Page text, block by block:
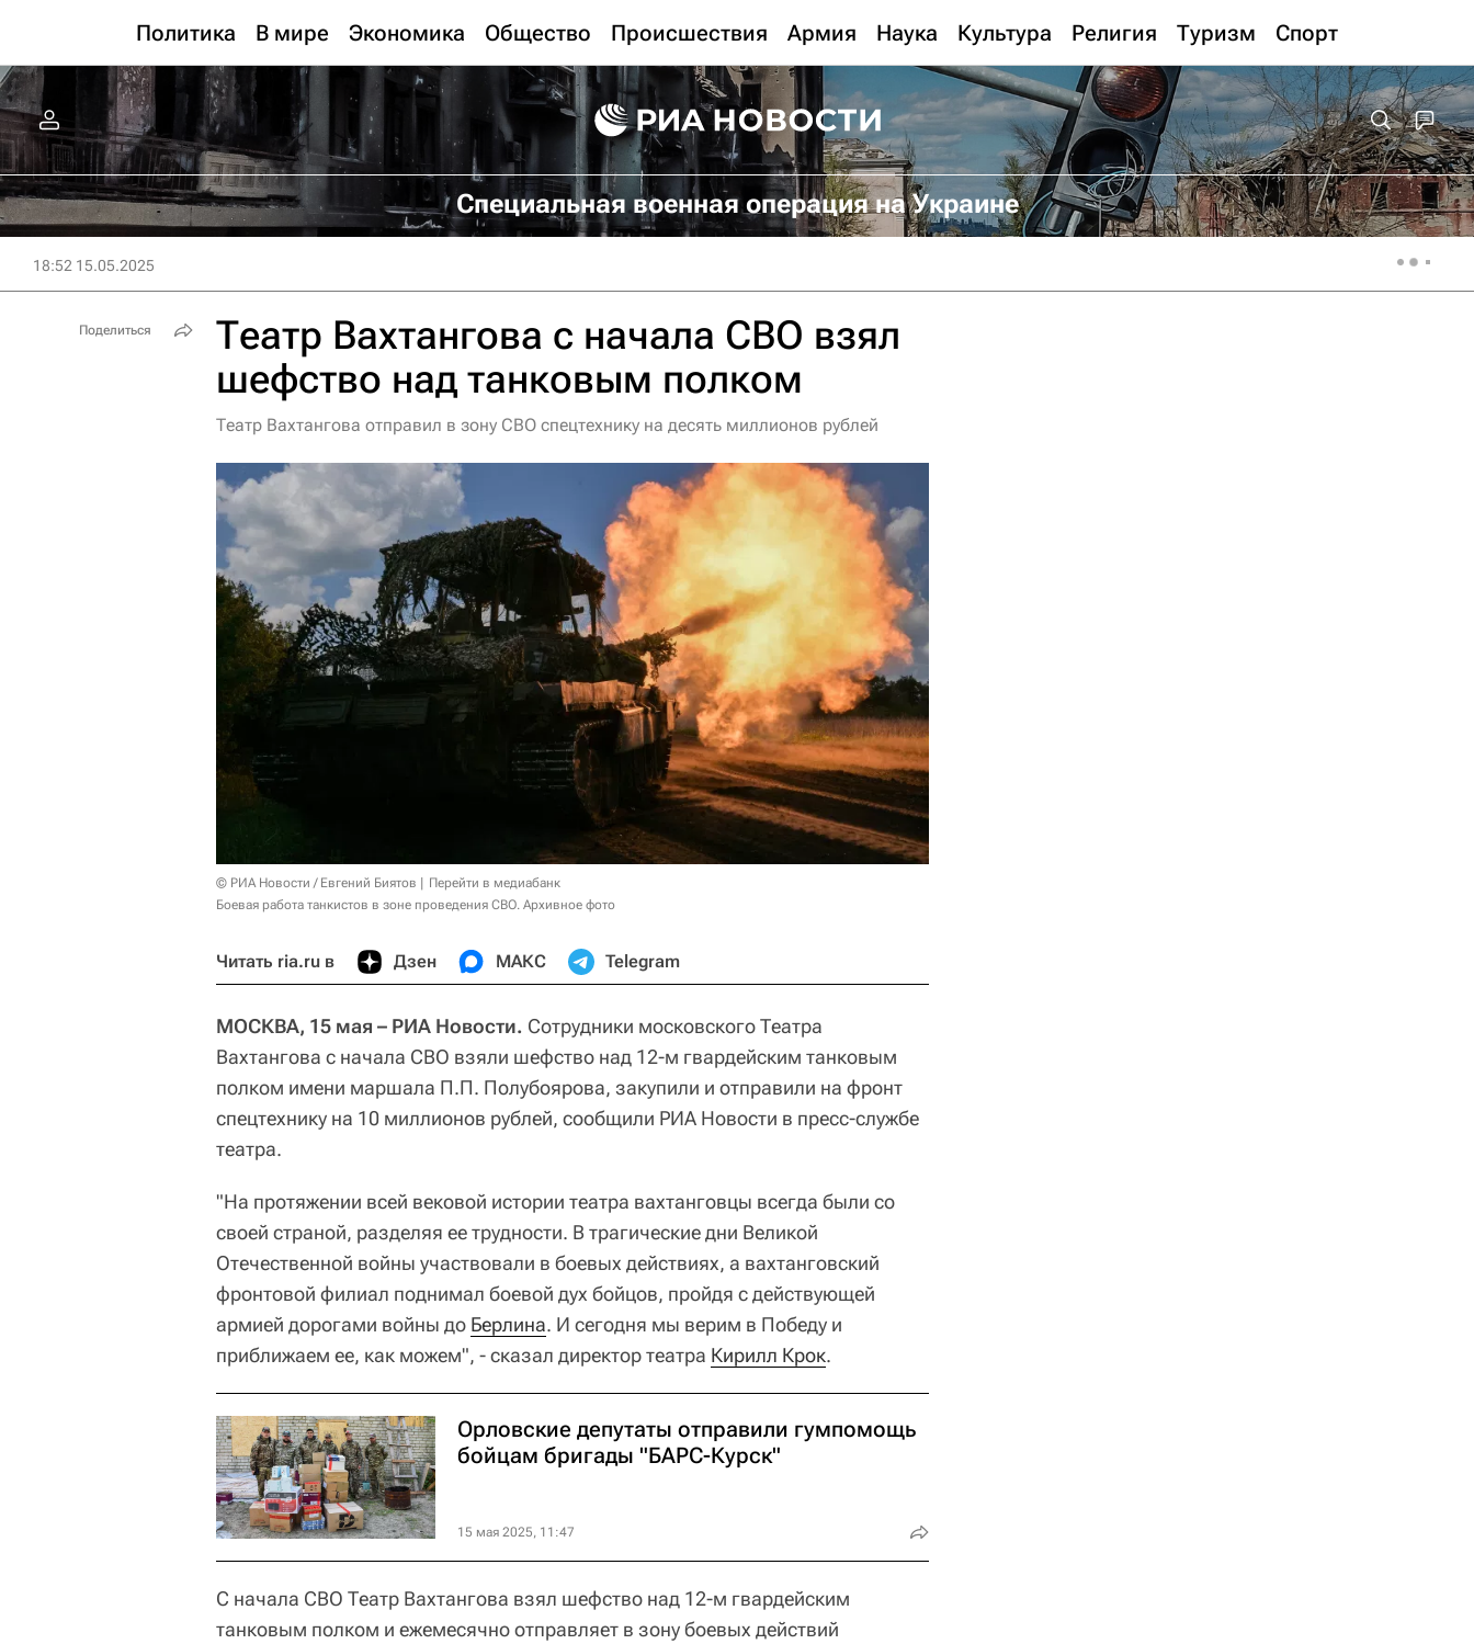
Политика В мире Экономика Общество Происшествия Армия Наука Культура Религия Туризм Спорт
Специальная военная операция на Украине
18:52 15.05.2025
Театр Вахтангова с начала СВО взял
шефство над танковым полком
Театр Вахтангова отправил в зону СВО спецтехнику на десять миллионов рублей
© РИА Новости / Евгений Биятов
Перейти в медиабанк
Боевая работа танкистов в зоне проведения СВО. Архивное фото
Читать ria.ru в Дзен МАКС Telegram
МОСКВА, 15 мая – РИА Новости. Сотрудники московского Театра
Вахтангова с начала СВО взяли шефство над 12-м гвардейским танковым
полком имени маршала П.П. Полубоярова, закупили и отправили на фронт
спецтехнику на 10 миллионов рублей, сообщили РИА Новости в пресс-службе
театра.
"На протяжении всей вековой истории театра вахтанговцы всегда были со
своей страной, разделяя ее трудности. В трагические дни Великой
Отечественной войны участвовали в боевых действиях, а вахтанговский
фронтовой филиал поднимал боевой дух бойцов, пройдя с действующей
армией дорогами войны до Берлина. И сегодня мы верим в Победу и
приближаем ее, как можем", - сказал директор театра Кирилл Крок.
Орловские депутаты отправили гумпомощь
бойцам бригады "БАРС-Курск"
15 мая 2025, 11:47
С начала СВО Театр Вахтангова взял шефство над 12-м гвардейским
танковым полком и ежемесячно отправляет в зону боевых действий
Поделиться